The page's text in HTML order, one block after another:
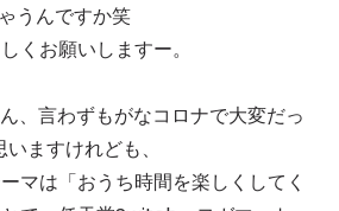
うんですか笑
くお願いしますー。
、言わずもがなコロナで大変だっ
ますけれども、
マは「おうち時間を楽しくしてく